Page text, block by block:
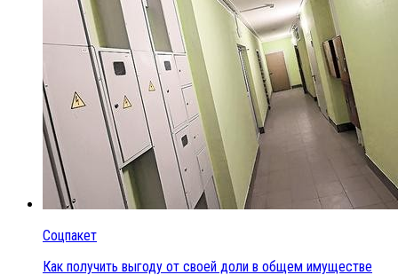
Соцпакет
Как получить выгоду от своей доли в общем имуществе